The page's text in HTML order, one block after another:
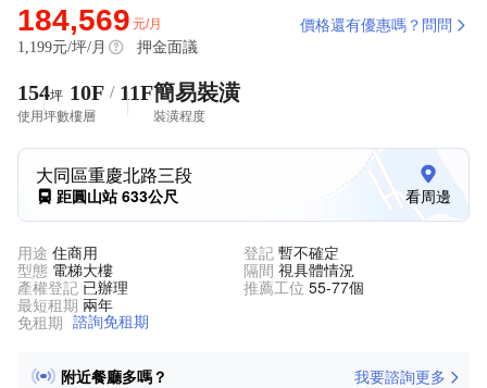
184,569 元/月 價格還有優惠嗎？問問
1,199元/坪/月 押金面議
154坪
使用坪數
10F / 11F
樓層
簡易裝潢
裝潢程度
大同區重慶北路三段
距圓山站 633公尺 看周邊
用途 住商用
型態 電梯大樓
產權登記 已辦理
最短租期 兩年
免租期 諮詢免租期
登記 暫不確定
隔間 視具體情況
推薦工位 55-77個
附近餐廳多嗎？
我要諮詢更多